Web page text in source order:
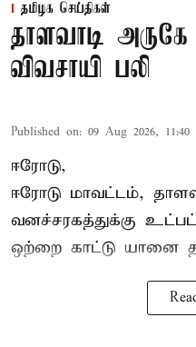
தமிழக செய்திகள்
தாளவாடி
விவசாயி பலி
Published on: 09 Aug 2026, 11:40
ஈரோடு,
ஈரோடு மாவட்டம்,
வனச்சரகத்துக்கு
ஒற்றை காட்டு யானை